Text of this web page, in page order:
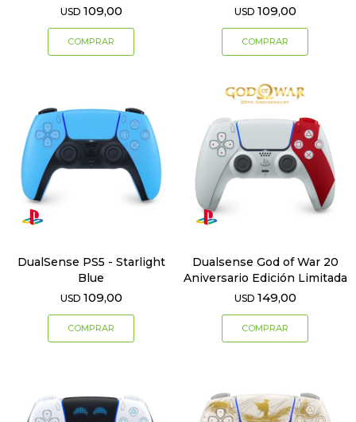
USD 109,00 USD 109,00
DualSense PS5 - Starlight
Blue
USD 109,00
Dualsense God of War 20
Aniversario Edición Limitada
USD 149,00